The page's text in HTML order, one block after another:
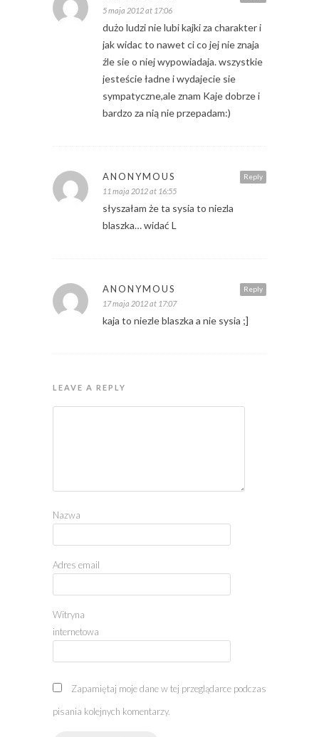
5 maja 2012 at 17:06
dużo ludzi nie lubi kajki za charakter i
jak widac to nawet ci co jej nie znaja
źle sie o niej wypowiadaja. wszystkie
jesteście ładne i wydajecie sie
sympatyczne,ale znam Kaje dobrze i
bardzo za nią nie przepadam:)
Reply
ANONYMOUS
11 maja 2012 at 16:55
słyszałam że ta sysia to niezla
blaszka… widać L
Reply
ANONYMOUS
17 maja 2012 at 17:07
kaja to niezle blaszka a nie sysia ;]
LEAVE A REPLY
Nazwa
Adres email
Witryna
internetowa
Zapamiętaj moje dane w tej przeglądarce podczas
pisania kolejnych komentarzy.